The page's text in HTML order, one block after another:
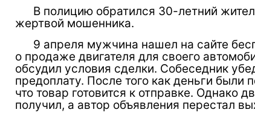
В полицию обратился 30-летний
жертвой мошенника.
9 апреля мужчина нашел на сайте
о продаже двигателя для своего
обсудил условия сделки. Собеседник
предоплату. После того как деньги
что товар готовится к отправке. Однако
получил, а автор объявления перестал